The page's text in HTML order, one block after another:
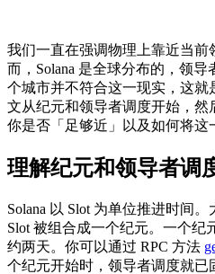
我们一直在强调物理上靠近当前
而，Solana 是全球分布的，领
个城市并不符合这一现实，这
文从纪元和领导者调度开始，
你是否「足够近」以及如何将这
理解纪元和领导者调
Solana 以 Slot 为单位推进时间。
Slot 被组合成一个纪元。一个纪
约两天。你可以通过 RPC 方法
个纪元开始时，领导者调度就